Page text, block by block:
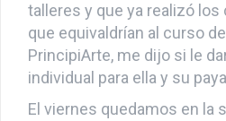
talleres y que ya realizó
que equivaldrían al curso
PrincipiArte, me dijo si le
individual para ella y su
El viernes quedamos en la